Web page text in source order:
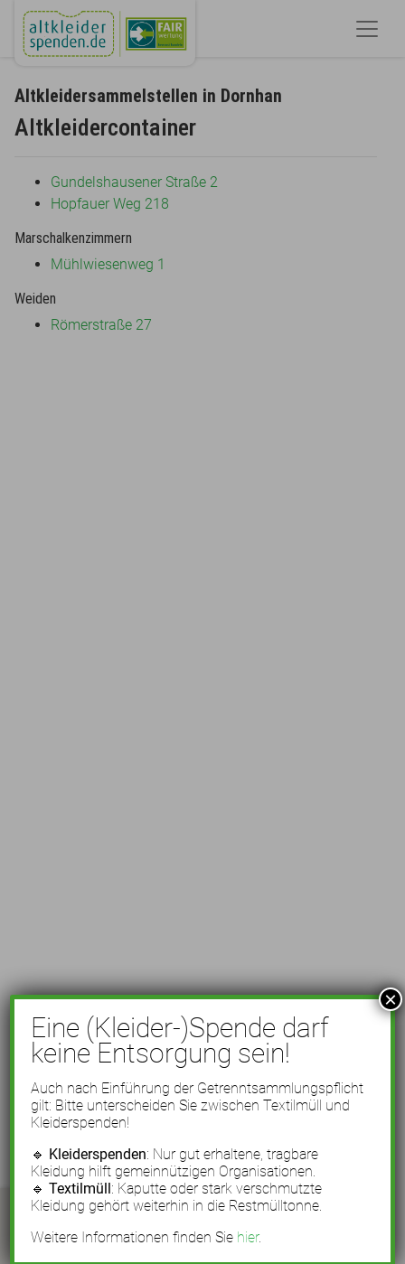
Altkleidersammelstellen in Dornhan
Altkleidercontainer
Gundelshausener Straße 2
Hopfauer Weg 218
Marschalkenzimmern
Mühlwiesenweg 1
Weiden
Römerstraße 27
Eine (Kleider-)Spende darf
keine Entsorgung sein!
Auch nach Einführung der Getrenntsammlungspflicht
gilt: Bitte unterscheiden Sie zwischen Textilmüll und
Kleiderspenden!
🔹 Kleiderspenden: Nur gut erhaltene, tragbare
Kleidung hilft gemeinnützigen Organisationen.
🔹Textilmüll: Kaputte oder stark verschmutzte
Kleidung gehört weiterhin in die Restmülltonne.
Weitere Informationen finden Sie hier.
×